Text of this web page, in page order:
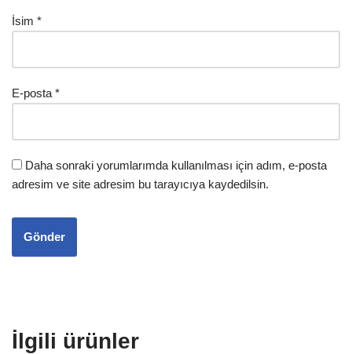
İsim *
E-posta *
Daha sonraki yorumlarımda kullanılması için adım, e-posta
adresim ve site adresim bu tarayıcıya kaydedilsin.
İlgili ürünler